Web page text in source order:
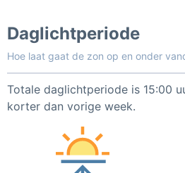
Daglichtperiode
Hoe laat gaat de zon op en onder
Totale daglichtperiode is 15:00
korter dan vorige week.